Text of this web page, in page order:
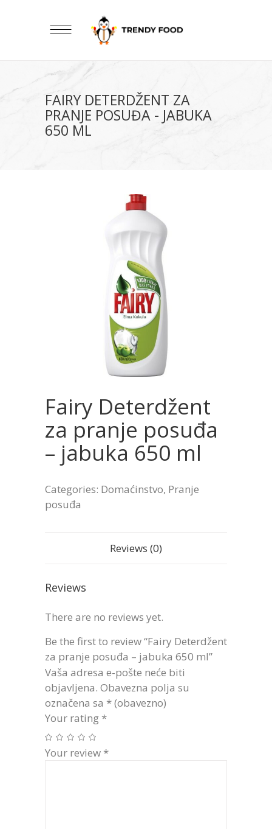
FAIRY DETERDŽENT ZA
PRANJE POSUĐA - JABUKA
650 ML
Fairy Deterdžent
za pranje posuđa
– jabuka 650 ml
Categories: Domaćinstvo, Pranje
posuđa
Reviews (0)
Reviews
There are no reviews yet.
Be the first to review “Fairy Deterdžent
za pranje posuđa – jabuka 650 ml”
Vaša adresa e-pošte neće biti
objavljena. Obavezna polja su
označena sa * (obavezno)
Your rating *
Your review *